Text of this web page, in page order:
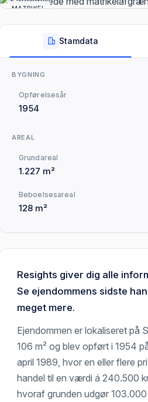
MATRIKEL
Stamdata
BYGNING
Opførelsesår
1954
AREAL
Grundareal
1.227 m²
Beboelsesareal
128 m²
Resights giver dig alle
Se ejendommens sidste
meget mere.
Ejendommen er lokaliseret på
106 m² og blev opført i 1954
april 1989, hvor en eller flere
handel til en værdi á 240.500
hvoraf grunden udgør 103.000